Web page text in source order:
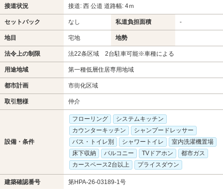
接道状況 接道: 西 公道 道路幅: 4ｍ
セットバック なし 私道負担面積 -
地目 宅地 地勢
法令上の制限 法22条区域 2台駐車可能※車種による
用途地域 第一種低層住居専用地域
都市計画 市街化区域
取引態様 仲介
設備・条件
フローリング
システムキッチン
カウンターキッチン
シャンプードレッサー
バス・トイレ別
シャワートイレ
室内洗濯機置場
床下収納
バルコニー TVドアホン
都市ガス
カースペース2台以上
プライスダウン
建築確認番号 第HPA-26-03189-1号